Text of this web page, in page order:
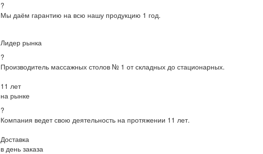
?
Мы даём гарантию на всю нашу продукцию 1 год.
Лидер рынка
?
Производитель массажных столов № 1 от складных до стационарных.
11 лет
на рынке
?
Компания ведет свою деятельность на протяжении 11 лет.
Доставка
в день заказа